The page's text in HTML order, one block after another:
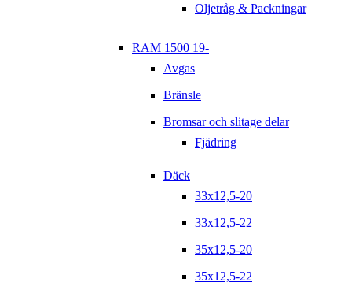
Oljetråg & Packningar
RAM 1500 19-
Avgas
Bränsle
Bromsar och slitage delar
Fjädring
Däck
33x12,5-20
33x12,5-22
35x12,5-20
35x12,5-22